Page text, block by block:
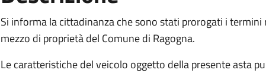
Si informa la cittadinanza che sono stati prorogati i termini
mezzo di proprietà del Comune di Ragogna.
Le caratteristiche del veicolo oggetto della presente asta